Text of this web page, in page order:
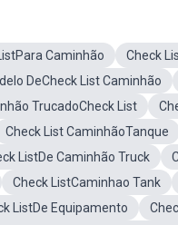
Caminhão Check
DeCheck List Caminhão
TrucadoCheck List
Check List CaminhãoTanque
ListDe Caminhão Truck
Check ListCaminhao Tank
ListDe Equipamento